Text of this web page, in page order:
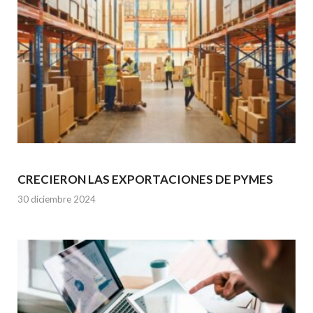
CRECIERON LAS EXPORTACIONES DE PYMES
30 diciembre 2024